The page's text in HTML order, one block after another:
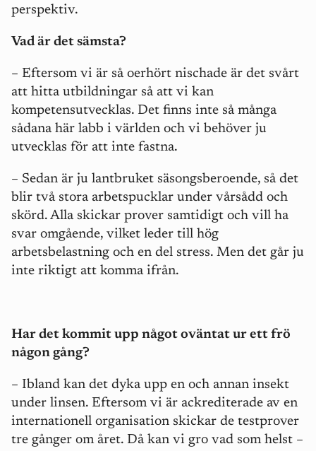
perspektiv.
Vad är det sämsta?
– Eftersom vi är så oerhört nischade är det svårt
att hitta utbildningar så att vi kan
kompetensutvecklas. Det finns inte så många
sådana här labb i världen och vi behöver ju
utvecklas för att inte fastna.
– Sedan är ju lantbruket säsongsberoende, så det
blir två stora arbetspucklar under vårsådd och
skörd. Alla skickar prover samtidigt och vill ha
svar omgående, vilket leder till hög
arbetsbelastning och en del stress. Men det går ju
inte riktigt att komma ifrån.
Har det kommit upp något oväntat ur ett frö
någon gång?
– Ibland kan det dyka upp en och annan insekt
under linsen. Eftersom vi är ackrediterade av en
internationell organisation skickar de testprover
tre gånger om året. Då kan vi gro vad som helst –